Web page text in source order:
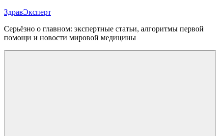
Перейти
содержимому
ЗдравЭксперт
Серьёзно о главном: экспертные статьи, алгоритмы первой
помощи и новости мировой медицины